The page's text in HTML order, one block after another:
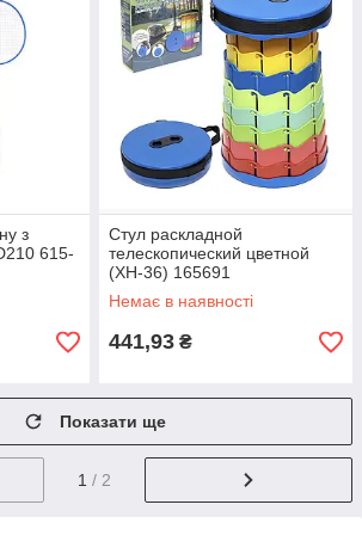
з
615-
Стул раскладной
телескопический цветной
(XH-36) 165691
Немає в наявності
441,93 ₴
Показати ще
1 / 2